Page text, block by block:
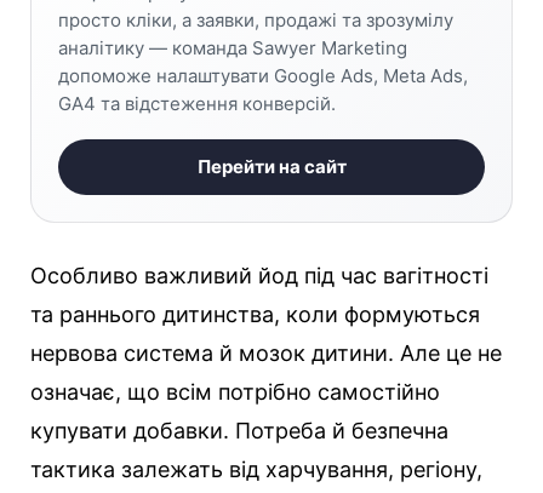
просто кліки, а заявки, продажі та зрозумілу
аналітику — команда Sawyer Marketing
допоможе налаштувати Google Ads, Meta Ads,
GA4 та відстеження конверсій.
Перейти на сайт
Особливо важливий йод під час вагітності
та раннього дитинства, коли формуються
нервова система й мозок дитини. Але це не
означає, що всім потрібно самостійно
купувати добавки. Потреба й безпечна
тактика залежать від харчування, регіону,